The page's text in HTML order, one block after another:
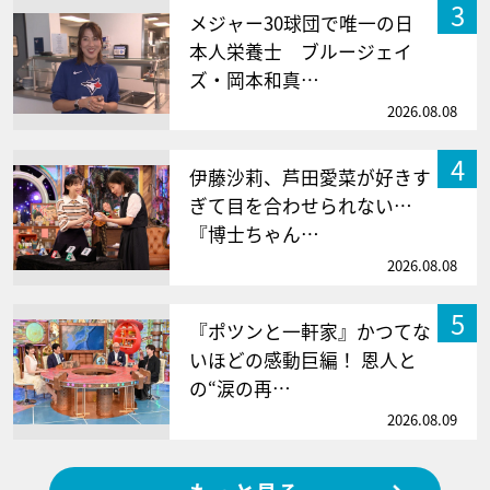
3
メジャー30球団で唯一の日
本人栄養士 ブルージェイ
ズ・岡本和真…
2026.08.08
4
伊藤沙莉、芦田愛菜が好きす
ぎて目を合わせられない…
『博士ちゃん…
2026.08.08
5
『ポツンと一軒家』かつてな
いほどの感動巨編！ 恩人と
の“涙の再…
2026.08.09